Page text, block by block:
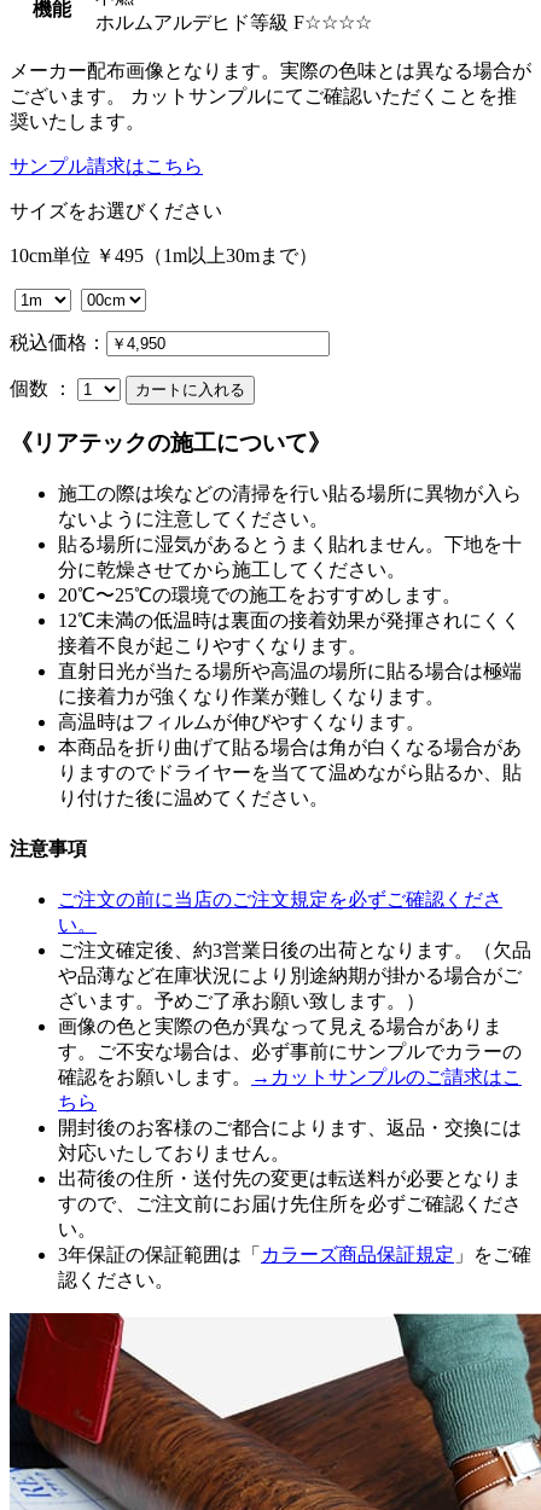
機能
ホルムアルデヒド等級 F☆☆☆☆
メーカー配布画像となります。実際の色味とは異なる場合が
ございます。 カットサンプルにてご確認いただくことを推
奨いたします。
サンプル請求はこちら
サイズをお選びください
10cm単位 ￥495（1m以上30mまで）
税込価格：
個数 ：
《リアテックの施工について》
施工の際は埃などの清掃を行い貼る場所に異物が入ら
ないように注意してください。
貼る場所に湿気があるとうまく貼れません。下地を十
分に乾燥させてから施工してください。
20℃〜25℃の環境での施工をおすすめします。
12℃未満の低温時は裏面の接着効果が発揮されにくく
接着不良が起こりやすくなります。
直射日光が当たる場所や高温の場所に貼る場合は極端
に接着力が強くなり作業が難しくなります。
高温時はフィルムが伸びやすくなります。
本商品を折り曲げて貼る場合は角が白くなる場合があ
りますのでドライヤーを当てて温めながら貼るか、貼
り付けた後に温めてください。
注意事項
ご注文の前に当店のご注文規定を必ずご確認くださ
い。
ご注文確定後、約3営業日後の出荷となります。（欠品
や品薄など在庫状況により別途納期が掛かる場合がご
ざいます。予めご了承お願い致します。）
画像の色と実際の色が異なって見える場合がありま
す。ご不安な場合は、必ず事前にサンプルでカラーの
確認をお願いします。
→カットサンプルのご請求はこ
ちら
開封後のお客様のご都合によります、返品・交換には
対応いたしておりません。
出荷後の住所・送付先の変更は転送料が必要となりま
すので、ご注文前にお届け先住所を必ずご確認くださ
い。
3年保証の保証範囲は「 カラーズ商品保証規定 」をご確
認ください。